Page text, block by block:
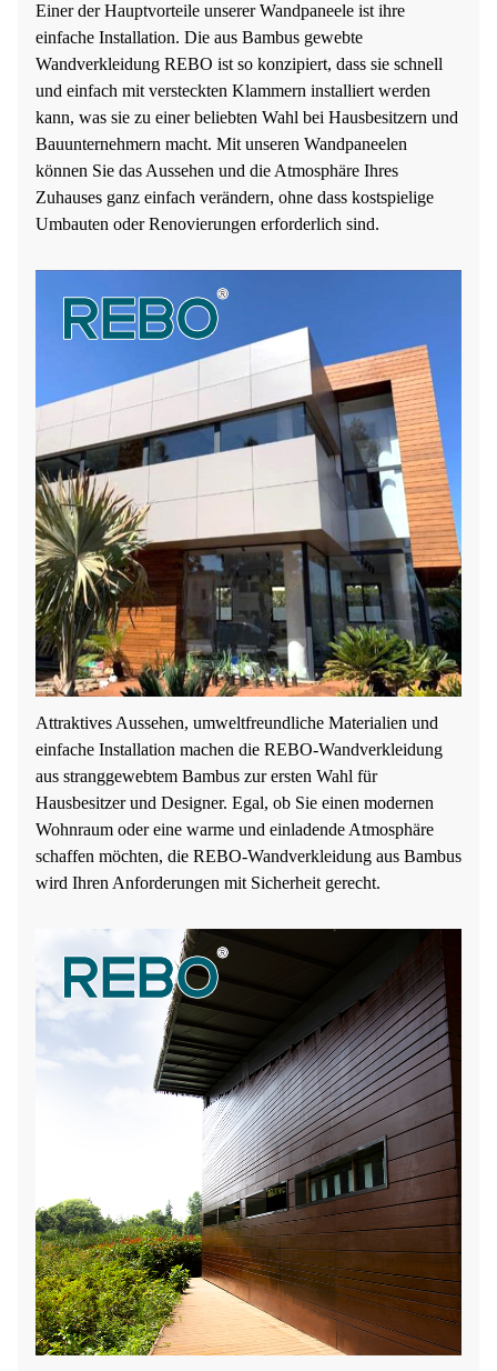
Einer der Hauptvorteile unserer Wandpaneele ist ihre
einfache Installation. Die aus Bambus gewebte
Wandverkleidung REBO ist so konzipiert, dass sie schnell
und einfach mit versteckten Klammern installiert werden
kann, was sie zu einer beliebten Wahl bei Hausbesitzern und
Bauunternehmern macht. Mit unseren Wandpaneelen
können Sie das Aussehen und die Atmosphäre Ihres
Zuhauses ganz einfach verändern, ohne dass kostspielige
Umbauten oder Renovierungen erforderlich sind.
Attraktives Aussehen, umweltfreundliche Materialien und
einfache Installation machen die REBO-Wandverkleidung
aus stranggewebtem Bambus zur ersten Wahl für
Hausbesitzer und Designer. Egal, ob Sie einen modernen
Wohnraum oder eine warme und einladende Atmosphäre
schaffen möchten, die REBO-Wandverkleidung aus Bambus
wird Ihren Anforderungen mit Sicherheit gerecht.